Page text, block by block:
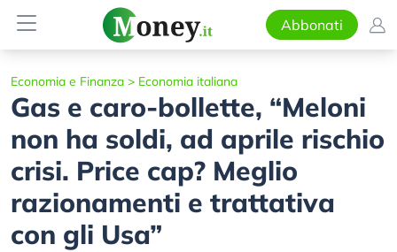
Abbonati
Economia e Finanza > Economia italiana
Gas e caro-bollette, “Meloni
non ha soldi, ad aprile rischio
crisi. Price cap? Meglio
razionamenti e trattativa
con gli Usa”